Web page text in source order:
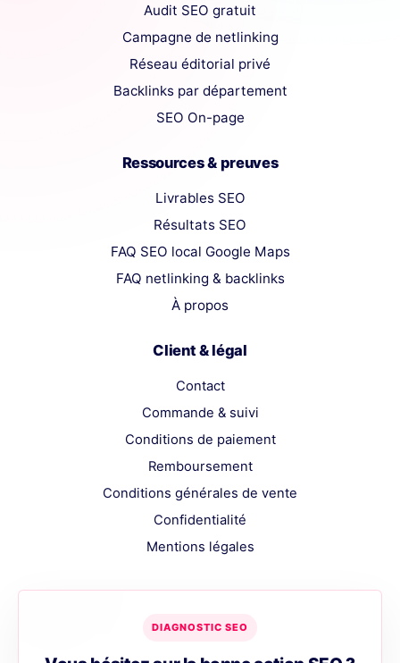
Audit SEO gratuit
Campagne de netlinking
Réseau éditorial privé
Backlinks par département
SEO On-page
Ressources & preuves
Livrables SEO
Résultats SEO
FAQ SEO local Google Maps
FAQ netlinking & backlinks
À propos
Client & légal
Contact
Commande & suivi
Conditions de paiement
Remboursement
Conditions générales de vente
Confidentialité
Mentions légales
DIAGNOSTIC SEO